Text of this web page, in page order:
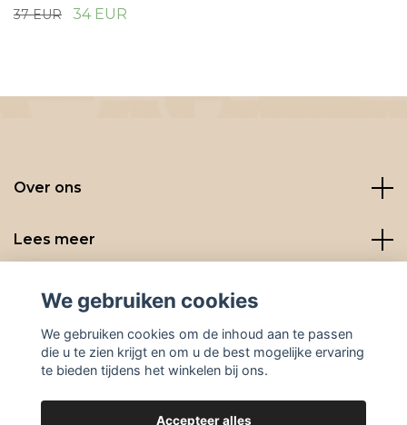
37 EUR 34 EUR
Over ons
Lees meer
Social media
We gebruiken cookies
We gebruiken cookies om de inhoud aan te passen
die u te zien krijgt en om u de best mogelijke ervaring
te bieden tijdens het winkelen bij ons.
Accepteer alles